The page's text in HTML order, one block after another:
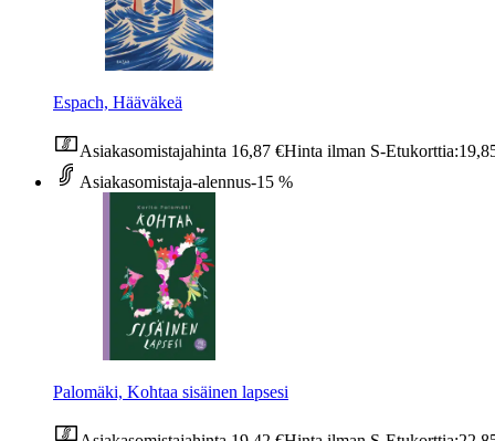
Espach, Hääväkeä
Asiakasomistajahinta 16,87 €Hinta ilman S-Etukorttia:
Asiakasomistaja-alennus-15 %
Palomäki, Kohtaa sisäinen lapsesi